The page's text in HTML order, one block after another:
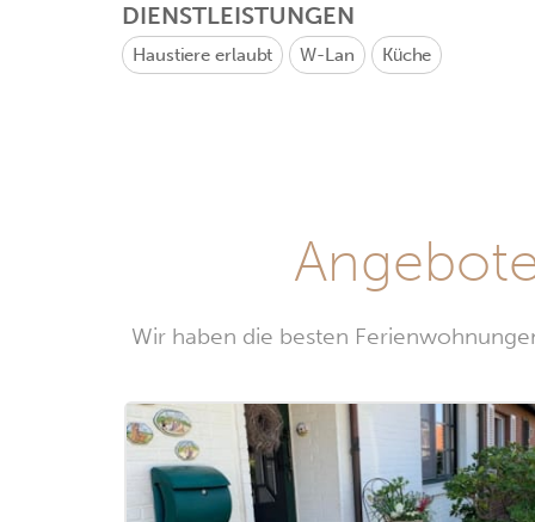
DIENSTLEISTUNGEN
Haustiere erlaubt W-Lan Küche
Wir haben die besten